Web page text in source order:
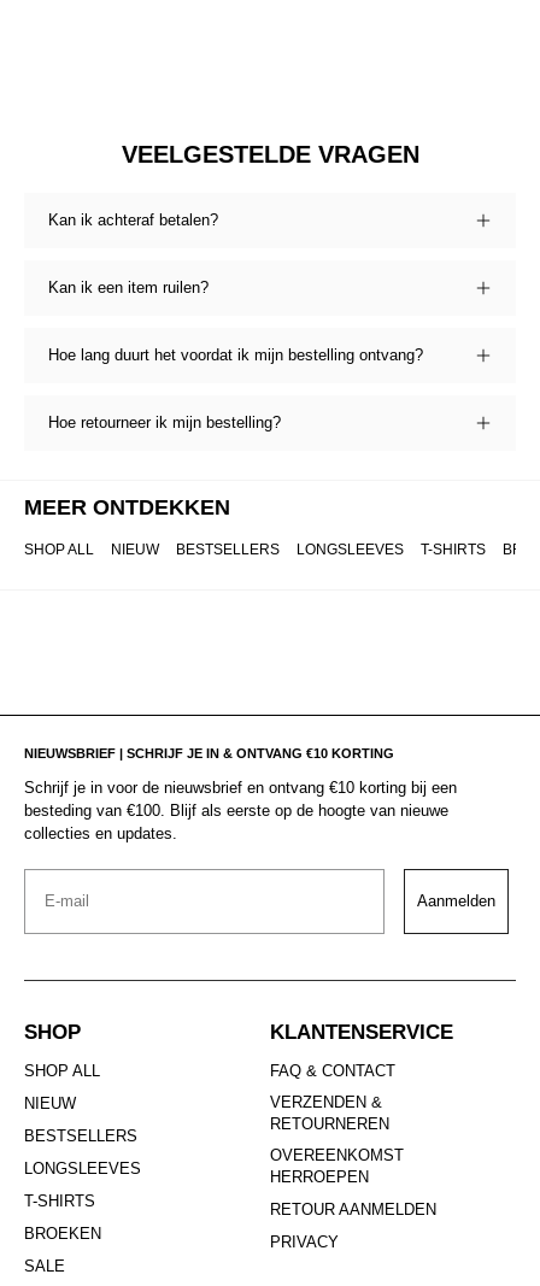
VEELGESTELDE VRAGEN
Kan ik achteraf betalen?
Kan ik een item ruilen?
Hoe lang duurt het voordat ik mijn bestelling ontvang?
Hoe retourneer ik mijn bestelling?
MEER ONTDEKKEN
SHOP ALL NIEUW BESTSELLERS LONGSLEEVES T-SHIRTS
NIEUWSBRIEF | SCHRIJF JE IN & ONTVANG €10 KORTING
Schrijf je in voor de nieuwsbrief en ontvang €10 korting bij een
besteding van €100. Blijf als eerste op de hoogte van nieuwe
collecties en updates.
Email
Aanmelden
SHOP
SHOP ALL
NIEUW
BESTSELLERS
LONGSLEEVES
T-SHIRTS
BROEKEN
SALE
KLANTENSERVICE
FAQ & CONTACT
VERZENDEN &
RETOURNEREN
OVEREENKOMST
HERROEPEN
RETOUR AANMELDEN
PRIVACY